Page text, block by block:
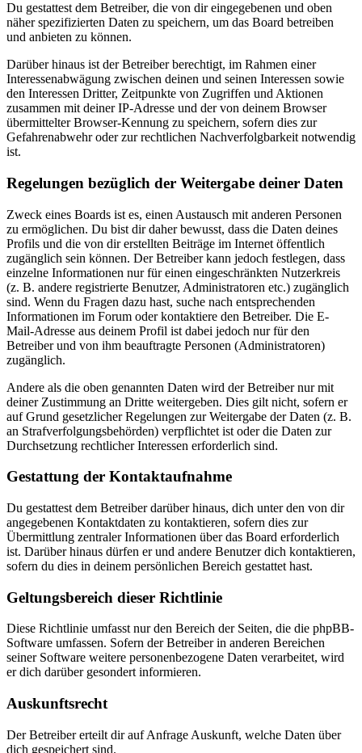
Du gestattest dem Betreiber, die von dir eingegebenen und oben
näher spezifizierten Daten zu speichern, um das Board betreiben
und anbieten zu können.
Darüber hinaus ist der Betreiber berechtigt, im Rahmen einer
Interessenabwägung zwischen deinen und seinen Interessen sowie
den Interessen Dritter, Zeitpunkte von Zugriffen und Aktionen
zusammen mit deiner IP-Adresse und der von deinem Browser
übermittelter Browser-Kennung zu speichern, sofern dies zur
Gefahrenabwehr oder zur rechtlichen Nachverfolgbarkeit notwendig
ist.
Regelungen bezüglich der Weitergabe deiner Daten
Zweck eines Boards ist es, einen Austausch mit anderen Personen
zu ermöglichen. Du bist dir daher bewusst, dass die Daten deines
Profils und die von dir erstellten Beiträge im Internet öffentlich
zugänglich sein können. Der Betreiber kann jedoch festlegen, dass
einzelne Informationen nur für einen eingeschränkten Nutzerkreis
(z. B. andere registrierte Benutzer, Administratoren etc.) zugänglich
sind. Wenn du Fragen dazu hast, suche nach entsprechenden
Informationen im Forum oder kontaktiere den Betreiber. Die E-
Mail-Adresse aus deinem Profil ist dabei jedoch nur für den
Betreiber und von ihm beauftragte Personen (Administratoren)
zugänglich.
Andere als die oben genannten Daten wird der Betreiber nur mit
deiner Zustimmung an Dritte weitergeben. Dies gilt nicht, sofern er
auf Grund gesetzlicher Regelungen zur Weitergabe der Daten (z. B.
an Strafverfolgungsbehörden) verpflichtet ist oder die Daten zur
Durchsetzung rechtlicher Interessen erforderlich sind.
Gestattung der Kontaktaufnahme
Du gestattest dem Betreiber darüber hinaus, dich unter den von dir
angegebenen Kontaktdaten zu kontaktieren, sofern dies zur
Übermittlung zentraler Informationen über das Board erforderlich
ist. Darüber hinaus dürfen er und andere Benutzer dich kontaktieren,
sofern du dies in deinem persönlichen Bereich gestattet hast.
Geltungsbereich dieser Richtlinie
Diese Richtlinie umfasst nur den Bereich der Seiten, die die phpBB-
Software umfassen. Sofern der Betreiber in anderen Bereichen
seiner Software weitere personenbezogene Daten verarbeitet, wird
er dich darüber gesondert informieren.
Auskunftsrecht
Der Betreiber erteilt dir auf Anfrage Auskunft, welche Daten über
dich gespeichert sind.